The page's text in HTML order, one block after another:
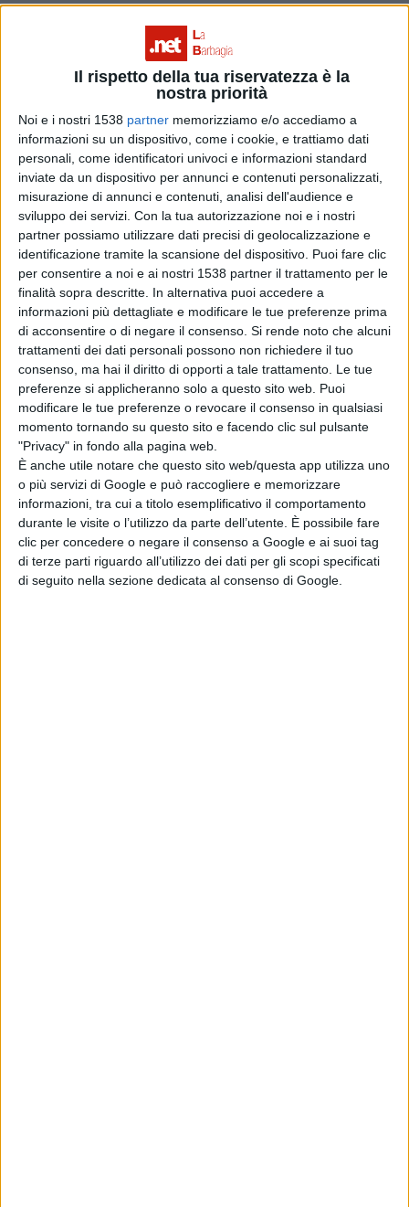
Il rispetto della tua riservatezza è la
nostra priorità
Noi e i nostri 1538 partner memorizziamo e/o accediamo a
informazioni su un dispositivo, come i cookie, e trattiamo dati
personali, come identificatori univoci e informazioni standard
inviate da un dispositivo per annunci e contenuti personalizzati,
misurazione di annunci e contenuti, analisi dell'audience e
sviluppo dei servizi. Con la tua autorizzazione noi e i nostri
partner possiamo utilizzare dati precisi di geolocalizzazione e
identificazione tramite la scansione del dispositivo. Puoi fare clic
per consentire a noi e ai nostri 1538 partner il trattamento per le
finalità sopra descritte. In alternativa puoi accedere a
informazioni più dettagliate e modificare le tue preferenze prima
di acconsentire o di negare il consenso. Si rende noto che alcuni
trattamenti dei dati personali possono non richiedere il tuo
consenso, ma hai il diritto di opporti a tale trattamento. Le tue
preferenze si applicheranno solo a questo sito web. Puoi
modificare le tue preferenze o revocare il consenso in qualsiasi
momento tornando su questo sito e facendo clic sul pulsante
"Privacy" in fondo alla pagina web.
È anche utile notare che questo sito web/questa app utilizza uno
o più servizi di Google e può raccogliere e memorizzare
informazioni, tra cui a titolo esemplificativo il comportamento
durante le visite o l’utilizzo da parte dell’utente. È possibile fare
clic per concedere o negare il consenso a Google e ai suoi tag
di terze parti riguardo all’utilizzo dei dati per gli scopi specificati
di seguito nella sezione dedicata al consenso di Google.
consultazione parere favorevole in merito alla rilevanza
delle dicitura di origine ai fini di una scelta di acquisto
informata e consapevole.
“Il risultato del sondaggio, in linea con le nostre
battaglie sindacali, è inequivocabile e non lascia spazio
ad interpretazioni anche perchè arriva in un momento di
difficoltà economica - è il commento del presidente di
Coldiretti Sardegna Battista Cualbu che aggiunge –. Il
fatto che il 96,5 per cento dei consumatori ritiene
necessario che l’origine debba essere scritta in modo
chiaro e leggibile nell’etichetta, diventa un impegno per
le Istituzioni a introdurla dove ancora manca: dai
formaggi ai salumi, dalle conserve ai succhi di frutta
fino al latte a lunga conservazione”.
Dalla consultazione emerge anche che per l’89 per cento
dei consumatori la mancanza di etichettatura di origine
possa essere ingannevole per i prodotti lattiero caseari,
per l’87 per cento per le carni trasformate, per l’83 per